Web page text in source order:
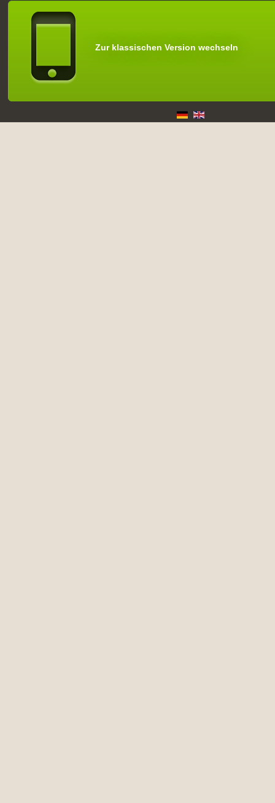
Zur klassischen Version wechseln